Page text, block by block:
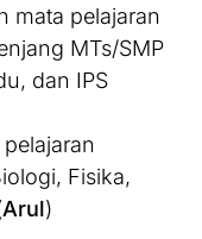
mata pelajaran
MTs/SMP
dan IPS
Fisika,
Arul)